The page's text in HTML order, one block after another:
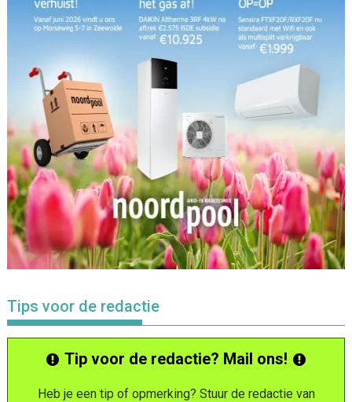
Tips voor de redactie
Tip voor de redactie? Mail ons!
Heb je een tip of opmerking? Stuur de redactie van